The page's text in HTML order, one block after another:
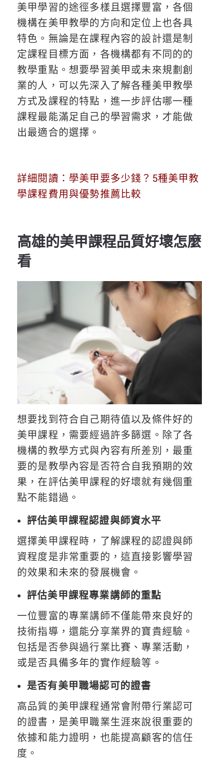
美甲學習的途徑多樣且選擇豐富，各個
機構在美甲教學的方向和定位上也各具
特色。無論是在課程內容的設計還是制
定課程目標方面，各機構都有不同的的
教學重點。想要學習美甲或未來規劃創
業的人，可以先深入了解各種美甲教學
方式及課程的特點，進一步評估哪一種
課程最能滿足自己的學習需求，才能做
出最適合的選擇。
詳細閱讀：學美甲要多少錢？5種美甲教
學課程費用與優勢推薦比較
高雄的美甲課程品質好壞怎麼
看
想要找到符合自己期待值以及條件好的
美甲課程，需要經過許多篩選。除了各
機構的教學方式與內容有所差別，最重
要的是教學內容是否符合自我預期的效
果，在評估美甲課程的好壞就有幾個重
點不能錯過。
評估美甲課程認證與師資水平
選擇美甲課程時，了解課程的認證與師
資程度是非常重要的，這直接影響學習
的效果和未來的發展機會。
評估美甲課程專業講師的重點
一位豐富的專業講師不僅能帶來良好的
技術指導，還能分享業界的寶貴經驗。
包括是否參與過行業比賽、專業活動，
或是否具備多年的實作經驗等。
是否有美甲職場認可的證書
高品質的美甲課程通常會附帶行業認可
的證書，是美甲職業生涯來說很重要的
依據和能力證明，也能提高顧客的信任
度。